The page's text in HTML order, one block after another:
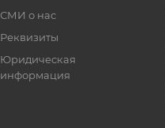
СМИ о нас
Реквизиты
Юридическая
информация